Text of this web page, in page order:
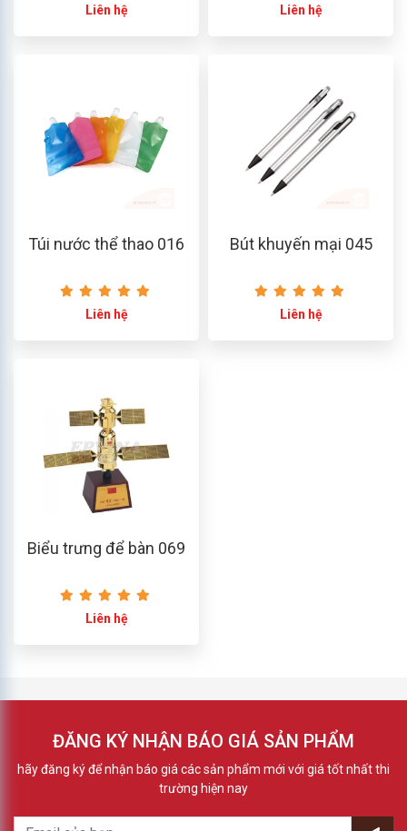
Liên hệ Liên hệ
Túi nước thể thao 016
Liên hệ
Bút khuyến mại 045
Liên hệ
Biểu trưng để bàn 069
Liên hệ
ĐĂNG KÝ NHẬN BÁO GIÁ SẢN PHẨM
hãy đăng ký để nhận báo giá các sản phẩm mới với giá tốt nhất thi
trường hiện nay